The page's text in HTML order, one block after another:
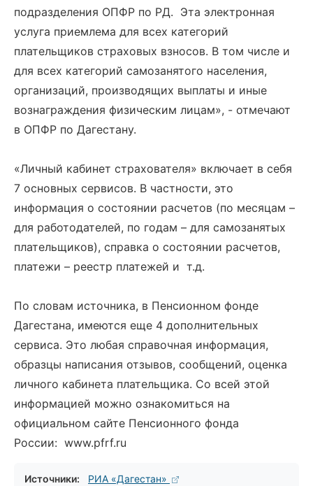
подразделения ОПФР по РД. Эта электронная
услуга приемлема для всех категорий
плательщиков страховых взносов. В том числе и
для всех категорий самозанятого населения,
организаций, производящих выплаты и иные
вознаграждения физическим лицам», - отмечают
в ОПФР по Дагестану.
«Личный кабинет страхователя» включает в себя
7 основных сервисов. В частности, это
информация о состоянии расчетов (по месяцам –
для работодателей, по годам – для самозанятых
плательщиков), справка о состоянии расчетов,
платежи – реестр платежей и т.д.
По словам источника, в Пенсионном фонде
Дагестана, имеются еще 4 дополнительных
сервиса. Это любая справочная информация,
образцы написания отзывов, сообщений, оценка
личного кабинета плательщика. Со всей этой
информацией можно ознакомиться на
официальном сайте Пенсионного фонда
России: www.pfrf.ru
Источники: РИА «Дагестан»